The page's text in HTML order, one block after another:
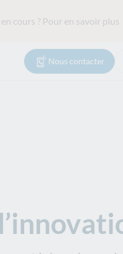
cours ? Pour en savoir plus
Nous contacter